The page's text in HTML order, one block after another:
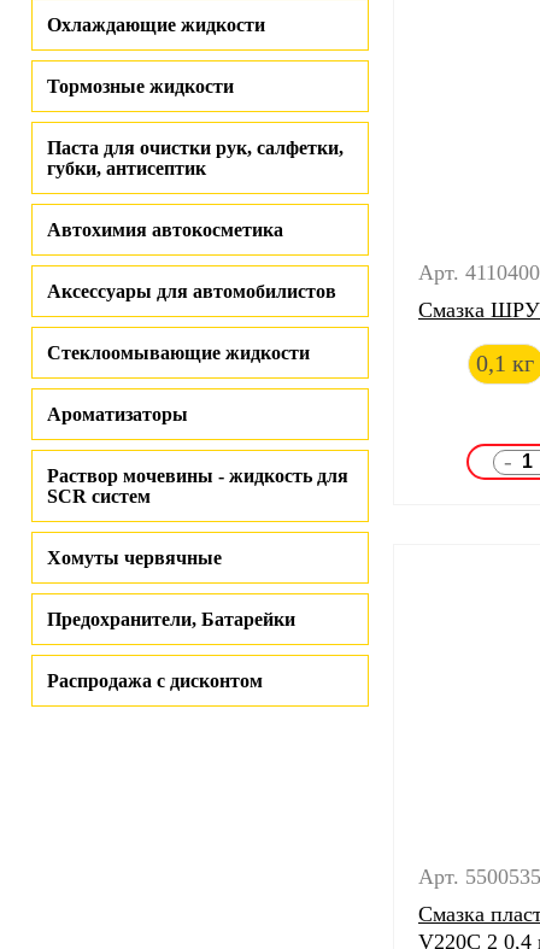
Охлаждающие жидкости
Тормозные жидкости
Паста для очистки рук, салфетки,
губки, антисептик
Автохимия автокосметика
Аксессуары для автомобилистов
Стеклоомывающие жидкости
Ароматизаторы
Раствор мочевины - жидкость для
SCR систем
Хомуты червячные
Предохранители, Батарейки
Распродажа с дисконтом
Арт.
Смазка
0,1 кг
-
Арт.
Смазка
V220C 2 0,4